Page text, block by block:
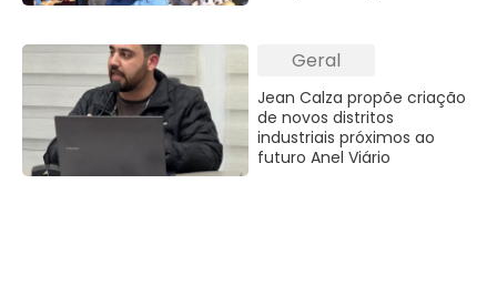
Geral
Jean Calza propõe criação
de novos distritos
industriais próximos ao
futuro Anel Viário